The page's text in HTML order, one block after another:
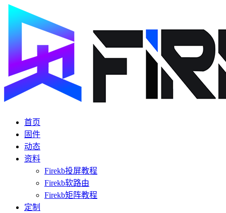
首页
固件
动态
资料
Firekb投屏教程
Firekb软路由
Firekb矩阵教程
定制